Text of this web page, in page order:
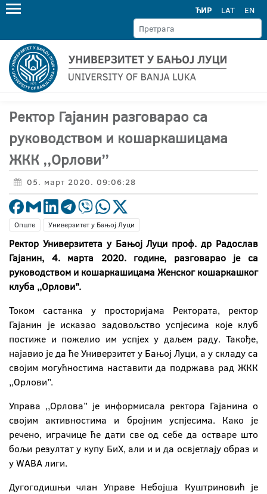
ЋИР LAT EN
Ректор Гајанин разговарао са
руководством и кошаркашицама
ЖКК ,,Орлови’’
05. март 2020. 09:06:28
Опште Универзитет у Бањој Луци
Ректор Универзитета у Бањој Луци проф. др Радослав
Гајанин, 4. марта 2020. године, разговараoје са
руководством и кошаркашицама Женског кошаркашког
клуба ,,Орлови’’.
Током састанка у просторијама Ректората, ректор
Гајанин је исказао задовољство успјесима које клуб
постиже и пожелио им успјех у даљем раду. Такође,
најавио је да ће Универзитет у Бањој Луци, а у складу са
својим могућностима наставити да подржава рад ЖКК
,,Орлови’’.
Управа ,,Орлова’’ је информисала ректора Гајанина о
својим активностима и бројним успјесима. Како је
речено, играчице ће дати све од себе да остваре што
бољи резултат у купу БиХ, али и и да освјетлају образ и
у WABA лиги.
Дугогодишњи члан Управе Небојша Куштриновић је